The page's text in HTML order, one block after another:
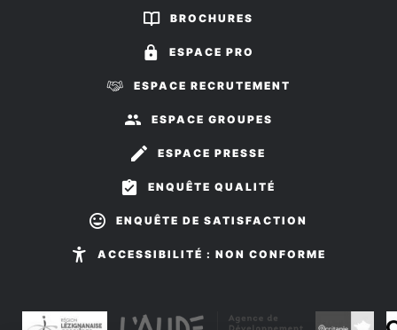
sur
BROCHURES
ESPACE PRO
ESPACE RECRUTEMENT
ESPACE GROUPES
ESPACE PRESSE
ENQUÊTE QUALITÉ
ENQUÊTE DE SATISFACTION
ACCESSIBILITÉ : NON CONFORME